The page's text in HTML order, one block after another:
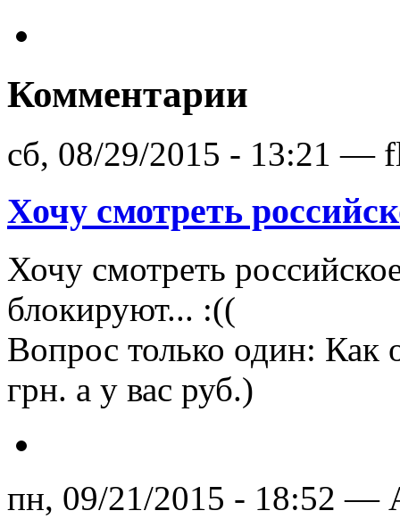
Комментарии
сб, 08/29/2015 - 13:21 —
Хочу смотреть
Хочу смотреть
блокируют... :((
Вопрос только один: Как
грн. а у вас руб.)
пн, 09/21/2015 - 18:52 —